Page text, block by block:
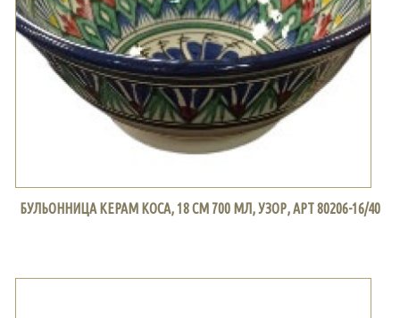
БУЛЬОННИЦА КЕРАМ КОСА, 18 СМ 700 МЛ, УЗОР, АРТ 80206-16/40